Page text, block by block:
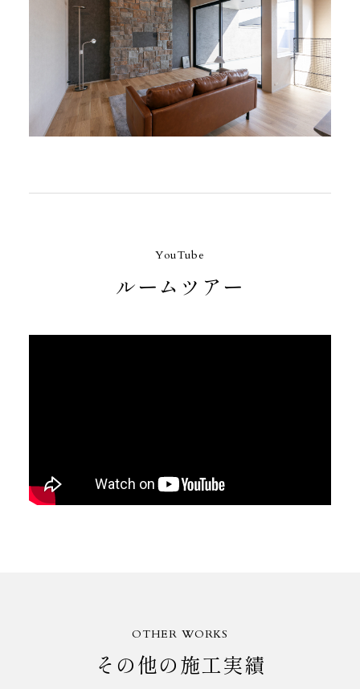
YouTube
ルームツアー
OTHER WORKS
その他の施工実績